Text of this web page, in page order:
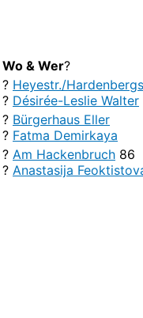
Wo & Wer?
? Heyestr./
? Désirée-Leslie Walter
? Bürgerhaus Eller
? Fatma Demirkaya
? Am Hackenbruch 86
? Anastasija